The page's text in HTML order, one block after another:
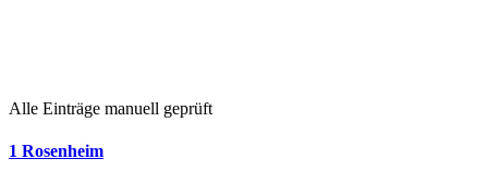
Alle Einträge manuell geprüft
1 Rosenheim